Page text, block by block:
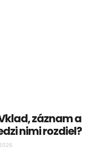
záznam a
nimi rozdiel?